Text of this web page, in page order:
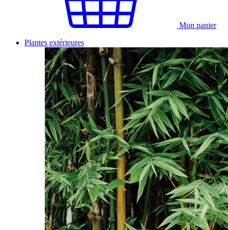
Mon panier
Plantes extérieures